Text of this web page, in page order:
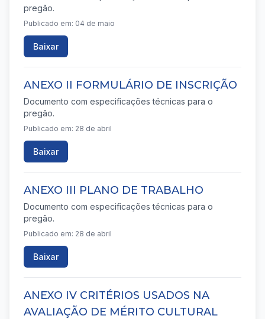
pregão.
Publicado em: 04 de maio
Baixar
ANEXO II FORMULÁRIO DE INSCRIÇÃO
Documento com especificações técnicas para o
pregão.
Publicado em: 28 de abril
Baixar
ANEXO III PLANO DE TRABALHO
Documento com especificações técnicas para o
pregão.
Publicado em: 28 de abril
Baixar
ANEXO IV CRITÉRIOS USADOS NA
AVALIAÇÃO DE MÉRITO CULTURAL